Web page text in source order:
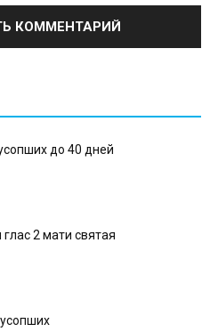
до 40 дней
2 мати святая